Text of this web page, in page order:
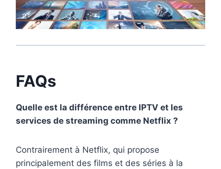
FAQs
Quelle est la différence entre IPTV et les
services de streaming comme Netflix ?
Contrairement à Netflix, qui propose
principalement des films et des séries à la